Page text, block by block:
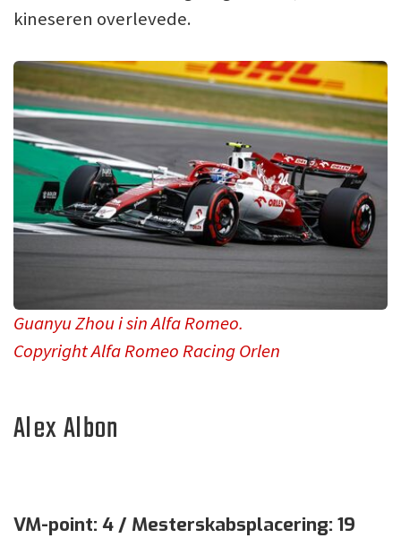
kineseren overlevede.
Guanyu Zhou i sin Alfa Romeo.
Copyright Alfa Romeo Racing Orlen
Alex Albon
VM-point: 4 / Mesterskabsplacering: 19